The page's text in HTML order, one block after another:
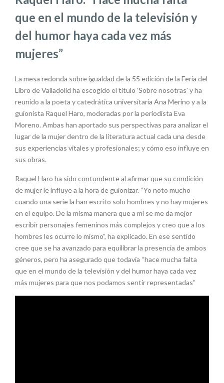
que en el mundo de la televisión y
del humor haya cada vez más
mujeres”
La mesa redonda sobre igualdad de la 55 edición de la Feria del
Libro de Valladolid ha escogido el título ‘Sobre nosotras’ y ha
reunido a la poeta y catedrática universitaria Ana Merino y a la
guionista Raquel Haro, moderadas por la periodista Eva
Moreno. Ambas han aportado sus perspectivas para analizar el
lugar de la mujer dentro de la literatura actual cada una desde
sus experiencias vitales y profesionales; y cómo eso influye en
sus obras.
Raquel Haro ha sido contundente al afirmar que su condición
de mujer le influye a la hora de guionizar. “Yo noto mucho
cuando una serie la han escrito solo hombres y no hay mujeres
en el equipo. De la misma manera que a mí se me da mejor
escribir personajes femeninos más complejos y creo que a los
hombres les ocurre lo mismo”, ha explicado. En ese sentido
cree que se ha avanzado para equilibrar la presencia de ambos
géneros, pero ha asegurado que todavía “hace mucha falta
que en el mundo de la televisión y del humor haya cada vez
más mujeres para que nos podamos sentir representadas”